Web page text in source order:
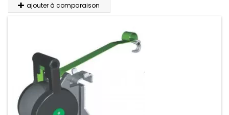
ajouter à comparaison